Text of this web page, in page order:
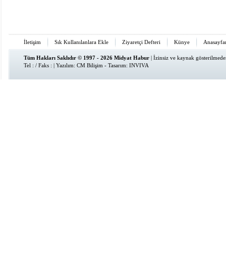
İletişim Sık Kullanılanlara Ekle Ziyaretçi Defteri Künye
Tüm Hakları Saklıdır © 1997 - 2026 Midyat Habur | İzinsiz ve kaynak
Tel : / Faks : | Yazılım: CM Bilişim - Tasarım: INVIVA